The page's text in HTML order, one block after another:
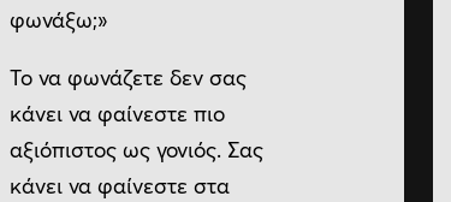
φωνάξω;»
Το να φωνάζετε δεν σας
κάνει να φαίνεστε πιο
αξιόπιστος ως γονιός. Σας
κάνει να φαίνεστε στα